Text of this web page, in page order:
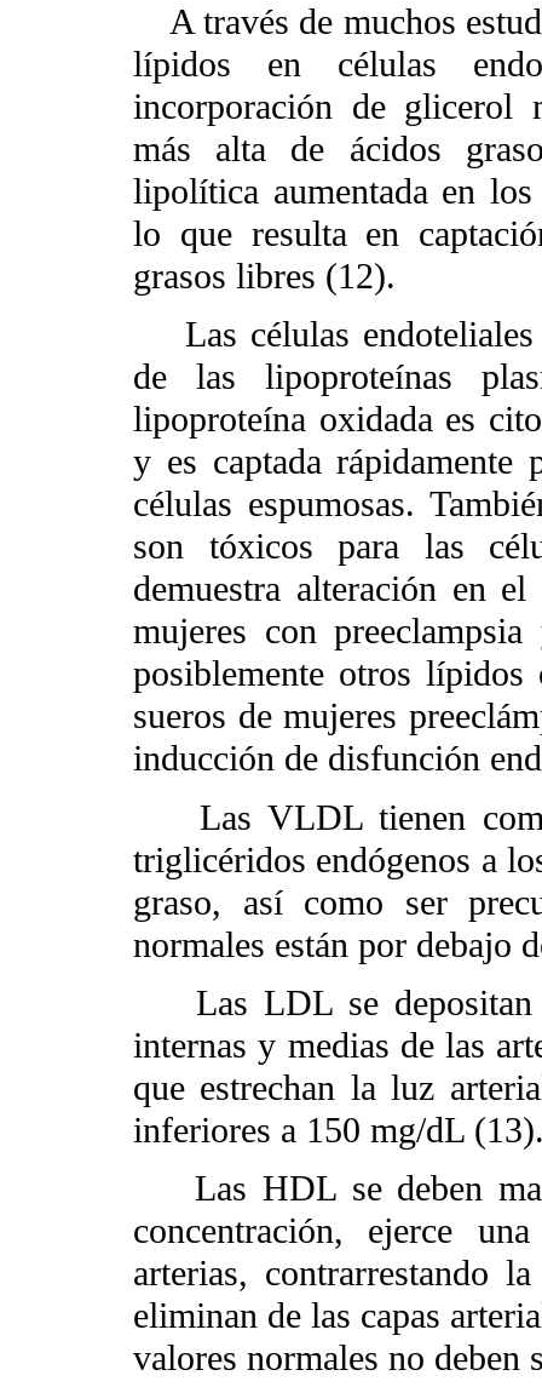
A través de muchos
lípidos en células
incorporación de glicerol
más alta de ácidos
lipolítica aumentada en
lo que resulta en
grasos libres (12).
Las células endoteliales
de las lipoproteínas
lipoproteína oxidada es
y es captada
células espumosas.
son tóxicos para las
demuestra alteración en
mujeres con
posiblemente otros lípidos
sueros de mujeres
inducción de disfunción
Las VLDL tienen
triglicéridos endógenos a
graso, así como ser
normales están por debajo
Las LDL se depositan
internas y medias de las
que estrechan la luz
inferiores a 150 mg/dL
Las HDL se deben
concentración, ejerce
arterias, contrarrestando
eliminan de las capas
valores normales no